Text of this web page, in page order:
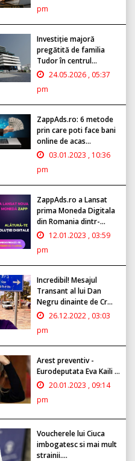
pm
Investiție majoră
pregătită de familia
Tudor în centrul...
24.05.2026 , 05:37
pm
ZappAds.ro: 6 metode
prin care poti face bani
online de acas...
03.01.2023 , 10:36
pm
ZappAds.ro a Lansat
prima Moneda Digitala
din Romania dintr-...
12.01.2023 , 03:59
pm
Incredibil! Mesajul
Transant al lui Dan
Negru dinainte de Cr...
26.12.2022 , 03:03
pm
Arest preventiv -
Eurodeputata Eva Kaili ...
20.01.2023 , 09:14
pm
Voucherele lui Ciuca
imbogatesc si mai mult
strainii....